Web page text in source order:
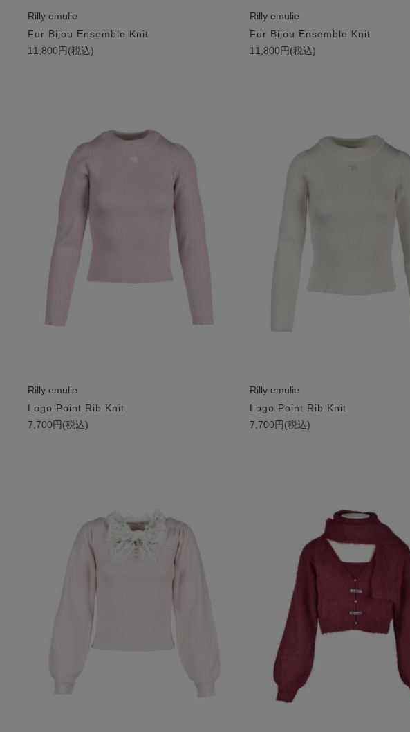
Rilly emulie
Fur Bijou Ensemble Knit
11,800円(税込)
Rilly emulie
Fur Bijou Ensemble Knit
11,800円(税込)
Rilly emulie
Logo Point Rib Knit
7,700円(税込)
Rilly emulie
Logo Point Rib Knit
7,700円(税込)